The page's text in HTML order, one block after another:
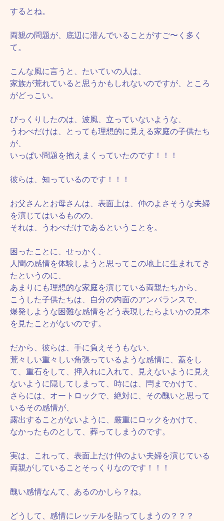
するとね。
両親の問題が、底辺に潜んでいることがすご〜く多く
て。
こんな風に言うと、たいていの人は、
家族が荒れていると思うかもしれないのですが、ところ
がどっこい。
びっくりしたのは、波風、立っていないような、
うわべだけは、とっても理想的に見える家庭の子供たち
が、
いっぱい問題を抱えまくっていたのです！！！
彼らは、知っているのです！！！
お父さんとお母さんは、表面上は、仲のよさそうな夫婦
を演じてはいるものの、
それは、うわべだけであるということを。
困ったことに、せっかく、
人間の感情を体験しようと思ってこの地上に生まれてき
たというのに、
あまりにも理想的な家庭を演じている両親たちから、
こうした子供たちは、自分の内面のアンバランスで、
爆発しような困難な感情をどう表現したらよいかの見本
を見たことがないのです。
だから、彼らは、手に負えそうもない、
荒々しい重々しい角張っているような感情に、蓋をし
て、重石をして、押入れに入れて、見えないように見え
ないように隠してしまって、時には、閂までかけて、
さらには、オートロックで、絶対に、その醜いと思って
いるその感情が、
露出することがないように、厳重にロックをかけて、
なかったものとして、葬ってしまうのです。
実は、これって、表面上だけ仲のよい夫婦を演じている
両親がしていることそっくりなのです！！！
醜い感情なんて、あるのかしら？ね。
どうして、感情にレッテルを貼ってしまうの？？？